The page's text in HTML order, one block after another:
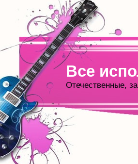
Все
Отечественные,